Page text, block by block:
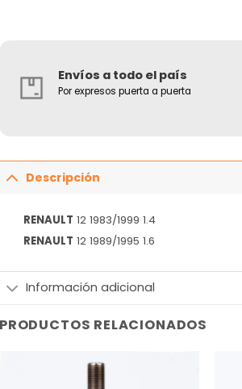
Envíos a todo el país
Por expresos puerta a puerta
Descripción
RENAULT 12 1983/1999 1.4
RENAULT 12 1989/1995 1.6
Información adicional
PRODUCTOS RELACIONADOS